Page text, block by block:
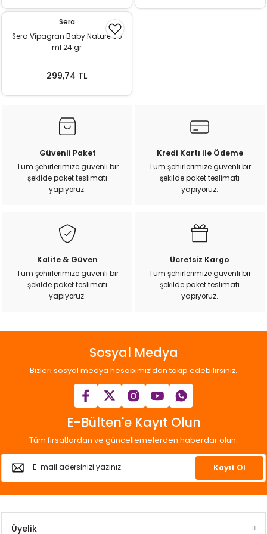
Sera
Sera Vipagran Baby Nature 50
ml 24 gr
299,74 TL
Güvenli Paket
Tüm şehirlerimize güvenli bir
şekilde paket teslimatı
yapıyoruz.
Kredi Kartı ile Ödeme
Tüm şehirlerimize güvenli bir
şekilde paket teslimatı
yapıyoruz.
Kalite & Güven
Tüm şehirlerimize güvenli bir
şekilde paket teslimatı
yapıyoruz.
Ücretsiz Kargo
Tüm şehirlerimize güvenli bir
şekilde paket teslimatı
yapıyoruz.
Sosyal Medya
Bizleri sosyal medya hesabımız’dan takip edebilirsiniz.
E-Bülten'e Kayıt Olun
Tüm fırsatlardan ve güncellemelerden haberdar olun.
Kayıt Ol
Üyelik